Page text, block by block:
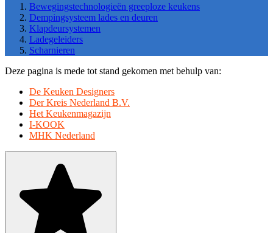
Bewegingstechnologieën greeploze keukens
Dempingsysteem lades en deuren
Klapdeursystemen
Ladegeleiders
Scharnieren
Deze pagina is mede tot stand gekomen met behulp van:
De Keuken Designers
Der Kreis Nederland B.V.
Het Keukenmagazijn
I-KOOK
MHK Nederland